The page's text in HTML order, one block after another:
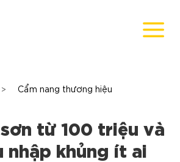
> Cẩm nang thương hiệu
từ 100 triệu và
nhập khủng ít ai